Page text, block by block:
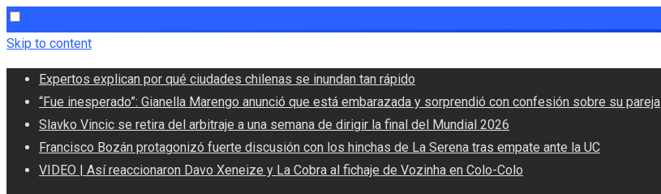
Skip to content
Expertos explican por qué ciudades chilenas se inundan tan rápido
“Fue inesperado”: Gianella Marengo anunció que está embarazada y sorprendió con confesión sobre su pareja
Slavko Vincic se retira del arbitraje a una semana de dirigir la final del Mundial 2026
Francisco Bozán protagonizó fuerte discusión con los hinchas de La Serena tras empate ante la UC
VIDEO | Así reaccionaron Davo Xeneize y La Cobra al fichaje de Vozinha en Colo-Colo